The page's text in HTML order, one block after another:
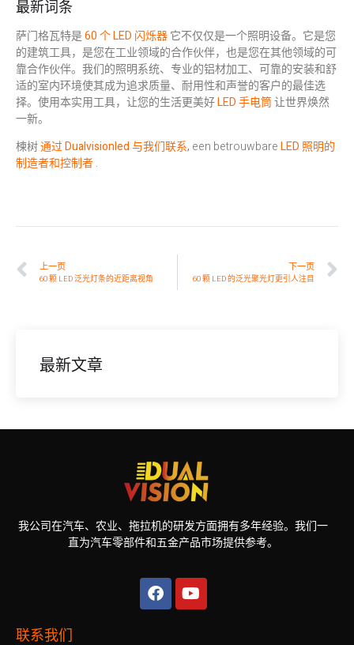
最新词条
萨门格瓦特是60 个 LED 闪烁器它不仅仅是一个照明设备。它是您
的建筑工具，是您在工业领域的合作伙伴，也是您在其他领域的可
靠合作伙伴。我们的照明系统、专业的铝材加工、可靠的安装和舒
适的室内环境使其成为追求质量、耐用性和声誉的客户的最佳选
择。使用本实用工具，让您的生活更美好LED 手电筒让世界焕然
一新。
楝树通过 Dualvisionled 与我们联系, een betrouwbareLED 照明的
制造者和控制者.
上一页
60 颗 LED 泛光灯条的近距离视角
下一页
60 颗 LED 的泛光聚光灯更引人注目
最新文章
我公司在汽车、农业、拖拉机的研发方面拥有多年经验。我们一
直为汽车零部件和五金产品市场提供参考。
联系我们